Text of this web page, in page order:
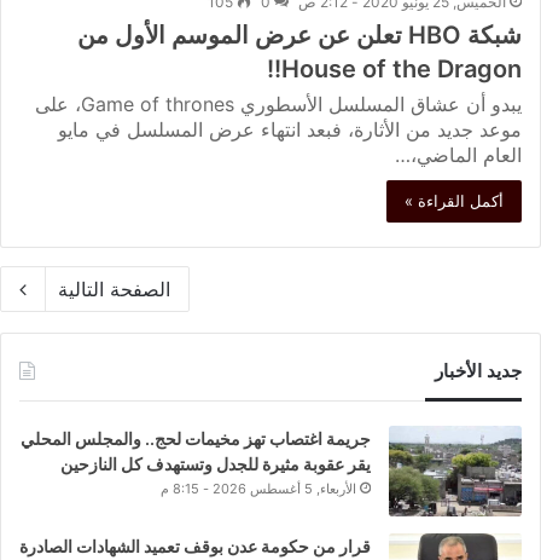
شبكة HBO تعلن عن عرض الموسم الأول من
House of the Dragon!!
يبدو أن عشاق المسلسل الأسطوري Game of thrones، على
موعد جديد من الأثارة، فبعد انتهاء عرض المسلسل في مايو
العام الماضي،…
أكمل القراءة »
الصفحة التالية
جديد الأخبار
جريمة اغتصاب تهز مخيمات لحج.. والمجلس المحلي
يقر عقوبة مثيرة للجدل وتستهدف كل النازحين
الأربعاء, 5 أغسطس 2026 - 8:15 م
قرار من حكومة عدن بوقف تعميد الشهادات الصادرة